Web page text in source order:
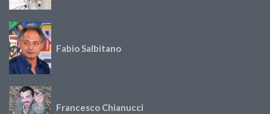
Fabio Salbitano
Francesco Chianucci